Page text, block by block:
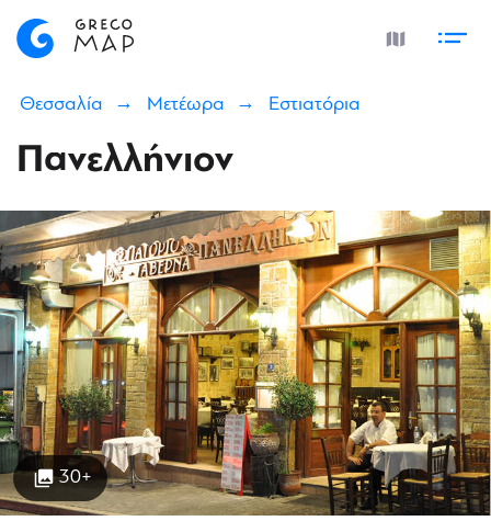
Θεσσαλία Μετέωρα Εστιατόρια
Πανελλήνιον
30+